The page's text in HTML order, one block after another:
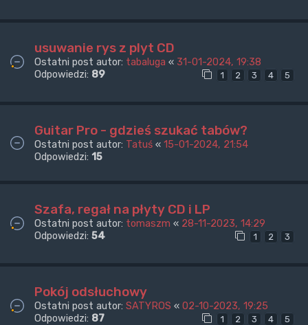
usuwanie rys z plyt CD
Ostatni post autor: tabaluga « 31-01-2024, 19:38
Odpowiedzi: 89 1 2 3 4 5
Guitar Pro - gdzieś szukać tabów?
Ostatni post autor: Tatuś « 15-01-2024, 21:54
Odpowiedzi: 15
Szafa, regał na płyty CD i LP
Ostatni post autor: tomaszm « 28-11-2023, 14:29
Odpowiedzi: 54 1 2 3
Pokój odsłuchowy
Ostatni post autor: SATYROS « 02-10-2023, 19:25
Odpowiedzi: 87 1 2 3 4 5